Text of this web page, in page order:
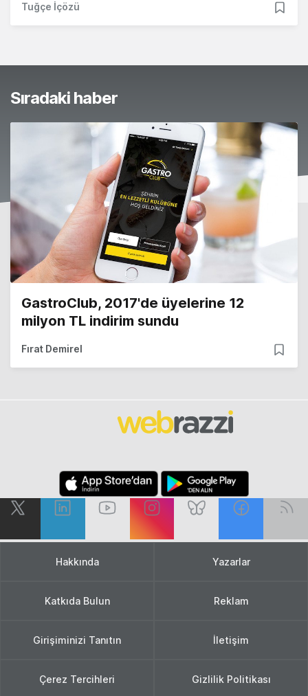
Tuğçe İçözü
Sıradaki haber
GastroClub, 2017'de üyelerine 12
milyon TL indirim sundu
Fırat Demirel
Hakkında Yazarlar
Katkıda Bulun Reklam
Girişiminizi Tanıtın İletişim
Çerez Tercihleri Gizlilik Politikası